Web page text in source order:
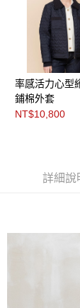
「AFTEE先享
４．使用「
時審查核予不
請求用戶進行身
５．嚴禁一人
恩沛科技股份有
率感活力心型
鋪棉外套
NT$10,800
詳細說